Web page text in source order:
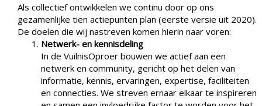
Als collectief ontwikkelen we continu door op ons
gezamenlijke tien actiepunten plan (eerste versie uit 2020).
De doelen die wij nastreven komen hierin naar voren:
Netwerk- en kennisdeling
In de VuilnisOproer bouwen we actief aan een
netwerk en community, gericht op het delen van
informatie, kennis, ervaringen, expertise, faciliteiten
en connecties. We streven ernaar elkaar te inspireren